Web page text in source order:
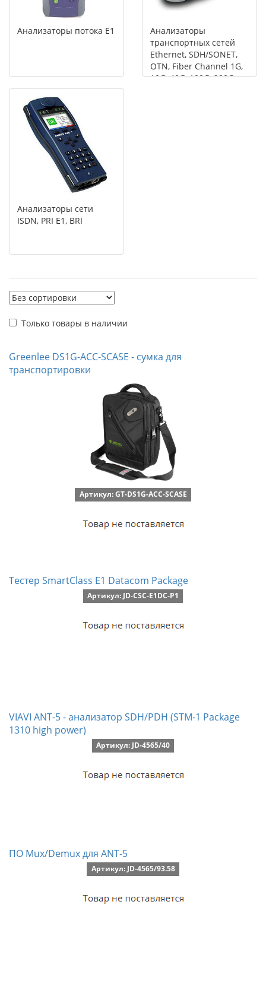
Анализаторы потока Е1
Анализаторы
транспортных сетей
Ethernet, SDH/SONET,
OTN, Fiber Channel 1G,
10G, 40G, 100G, 200G,
Анализаторы сети
ISDN, PRI E1, BRI
Только товары в наличии
Greenlee DS1G-ACC-SCASE - сумка для
транспортировки
Артикул: GT-DS1G-ACC-SCASE
Тестер SmartClass E1 Datacom Package
Артикул: JD-CSC-E1DC-P1
VIAVI ANT-5 - анализатор SDH/PDH (STM-1 Package
1310 high power)
Артикул: JD-4565/40
ПО Mux/Demux для ANT-5
Артикул: JD-4565/93.58